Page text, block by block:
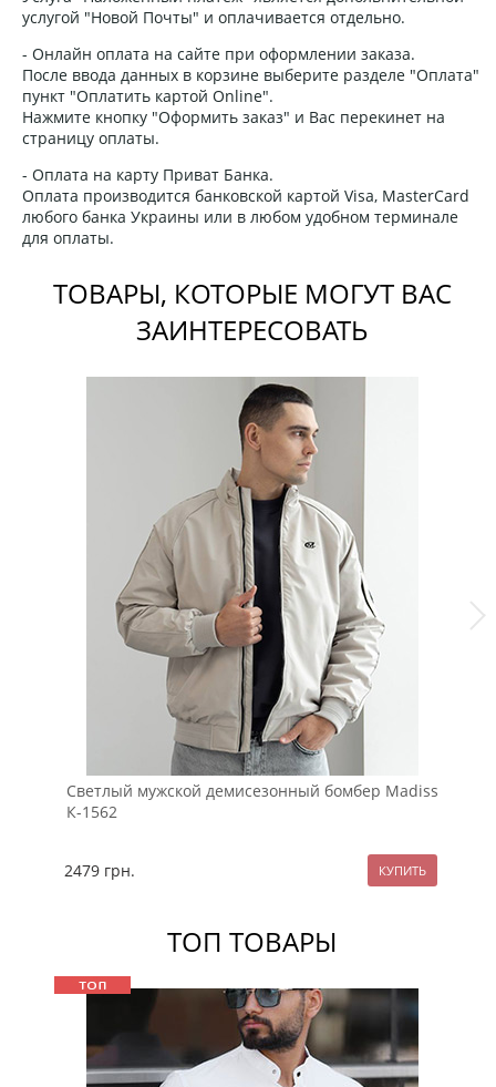
услугой "Новой Почты" и оплачивается отдельно.
- Онлайн оплата на сайте при оформлении заказа.
После ввода данных в корзине выберите разделе "Оплата"
пункт "Оплатить картой Online".
Нажмите кнопку "Оформить заказ" и Вас перекинет на
страницу оплаты.
- Оплата на карту Приват Банка.
Оплата производится банковской картой Visa, MasterCard
любого банка Украины или в любом удобном терминале
для оплаты.
ТОВАРЫ, КОТОРЫЕ МОГУТ ВАС
ЗАИНТЕРЕСОВАТЬ
Светлый мужской демисезонный бомбер Madiss
К-1562
2479 грн.
ТОП ТОВАРЫ